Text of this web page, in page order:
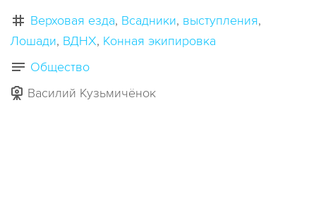
Верховая езда Всадники выступления
Лошади ВДНХ Конная экипировка
Общество
Василий Кузьмичёнок